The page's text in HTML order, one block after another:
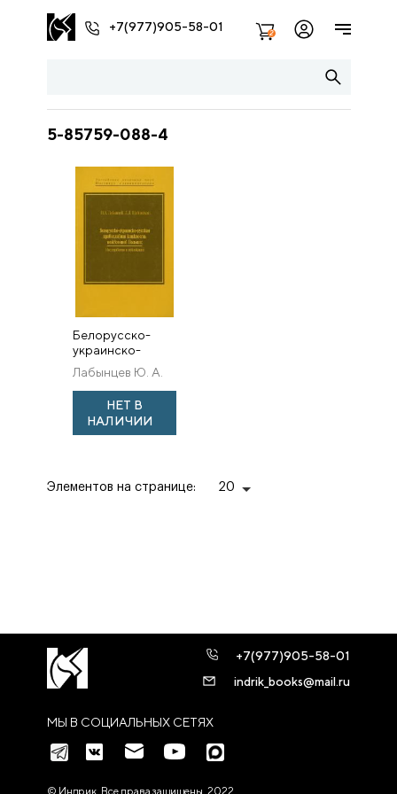
+7(977)905-58-01 2
5-85759-088-4
Белорусско-
украинско-
русская
православная
книжность
межвоенной
Польши:
Лабынцев Ю. А.
НЕТ В
НАЛИЧИИ
Элементов на странице: 20
МЫ В СОЦИАЛЬНЫХ СЕТЯХ
+7(977)905-58-01
indrik_books@mail.ru
© Индрик. Все права защищены, 2022